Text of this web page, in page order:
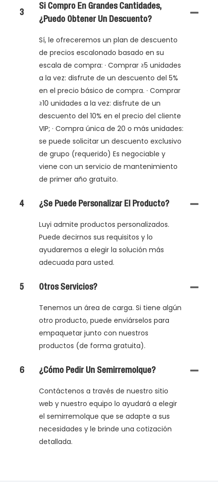
3
Si Compro En Grandes Cantidades,
¿puedo Obtener Un Descuento?
Sí, le ofreceremos un plan de descuento
de precios escalonado basado en su
escala de compra: · Comprar ≥5 unidades
a la vez: disfrute de un descuento del 5%
en el precio básico de compra. · Comprar
≥10 unidades a la vez: disfrute de un
descuento del 10% en el precio del cliente
VIP; · Compra única de 20 o más unidades:
se puede solicitar un descuento exclusivo
de grupo (requerido) Es negociable y
viene con un servicio de mantenimiento
de primer año gratuito.
4 ¿Se Puede Personalizar El Producto?
Luyi admite productos personalizados.
Puede decirnos sus requisitos y lo
ayudaremos a elegir la solución más
adecuada para usted.
5 Otros Servicios?
Tenemos un área de carga. Si tiene algún
otro producto, puede enviárselos para
empaquetar junto con nuestros
productos (de forma gratuita).
6 ¿Cómo Pedir Un Semirremolque?
Contáctenos a través de nuestro sitio
web y nuestro equipo lo ayudará a elegir
el semirremolque que se adapte a sus
necesidades y le brinde una cotización
detallada.